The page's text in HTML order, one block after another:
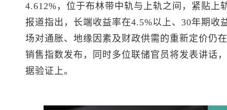
4.612%，位于布林带中轨与上轨之间，紧贴上
报道指出，长端收益率在4.5%以上、30年期收
场对通胀、地缘因素及财政供需的重新定价仍
销售指数发布，同时多位联储官员将发表讲话
据验证上。